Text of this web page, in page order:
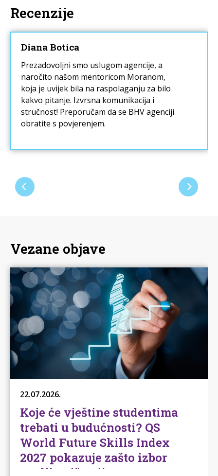
Recenzije
Diana Botica
Prezadovoljni smo uslugom agencije, a
naročito našom mentoricom Moranom,
koja je uvijek bila na raspolaganju za bilo
kakvo pitanje. Izvrsna komunikacija i
stručnost! Preporučam da se BHV agenciji
obratite s povjerenjem.
Vezane objave
22.07.2026.
Koje će vještine studentima
trebati u budućnosti? QS
World Future Skills Index
2027 pokazuje zašto izbor
studija više nije samo